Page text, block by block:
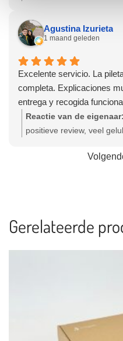
Agustina Izurieta
1 maand geleden
Excelente servicio. La
completa. Explicaciones
entrega y recogida
Reactie van de eigenaar:
positieve review, veel
Gerelateerde